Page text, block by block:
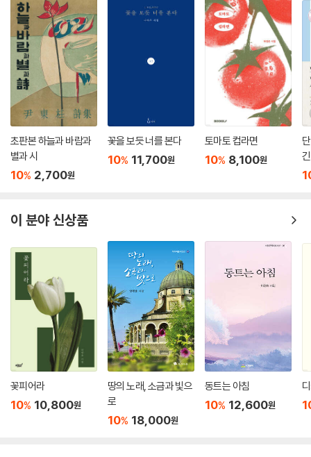
초판본 하늘과 바람과
별과 시
10% 2,700원
꽃을 보듯 너를 본다
10% 11,700원
토마토 컵라면
10% 8,100원
이 분야 신상품
꽃피어라
10% 10,800원
땅의 노래, 소금과 빛으
로
10% 18,000원
동트는 아침
10% 12,600원